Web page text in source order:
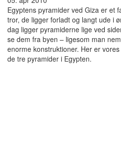
Egyptens pyramider ved Giza er et
tror, de ligger forladt og langt ude i
dag ligger pyramiderne lige ved
se dem fra byen – ligesom man
enorme konstruktioner. Her er
de tre pyramider i Egypten.